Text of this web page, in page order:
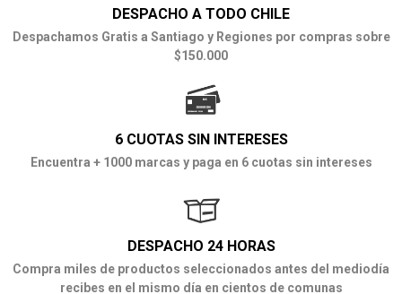
DESPACHO A TODO CHILE
Despachamos Gratis a Santiago y Regiones por compras sobre
$150.000
6 CUOTAS SIN INTERESES
Encuentra + 1000 marcas y paga en 6 cuotas sin intereses
DESPACHO 24 HORAS
Compra miles de productos seleccionados antes del mediodía
recibes en el mismo día en cientos de comunas